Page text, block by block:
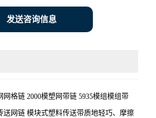
发送咨询信息
格链 2000模塑网带链 5935模组模组带
送网链 模块式塑料传送带质地轻巧、摩擦